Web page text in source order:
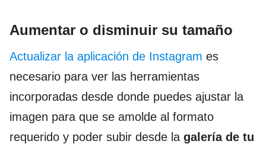
Aumentar o disminuir su tamaño
Actualizar la aplicación de Instagram es
necesario para ver las herramientas
incorporadas desde donde puedes ajustar la
imagen para que se amolde al formato
requerido y poder subir desde la galería de tu